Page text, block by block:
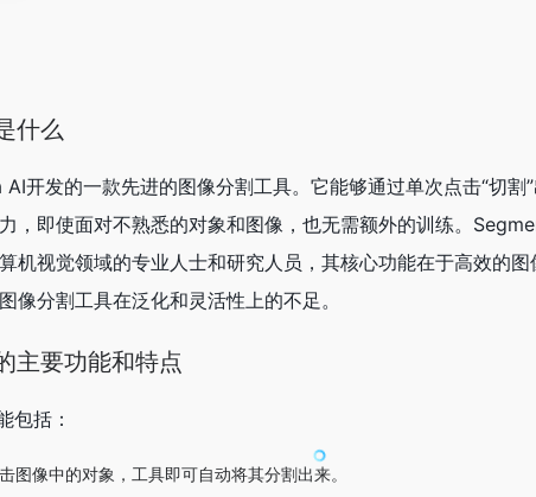
什么
开发的一款先进的图像分割工具。它能够通过单次点击“切割
，即使面对不熟悉的对象和图像，也无需额外的训练。
机视觉领域的专业人士和研究人员，其核心功能在于高效的
像分割工具在泛化和灵活性上的不足。
要功能和特点
包括：
图像中的对象，工具即可自动将其分割出来。